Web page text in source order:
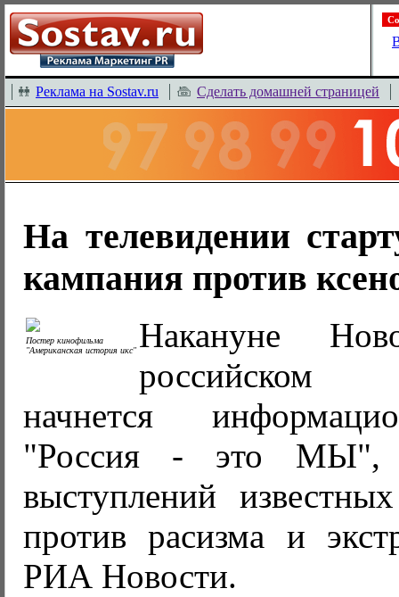
Реклама на Sostav.ru Сделать домашней страницей
На телевидении
кампания против
Постер кинофильма
"Американская история икс" Накануне
российском
начнется
"Россия - это МЫ",
выступлений
против расизма и
РИА Новости.